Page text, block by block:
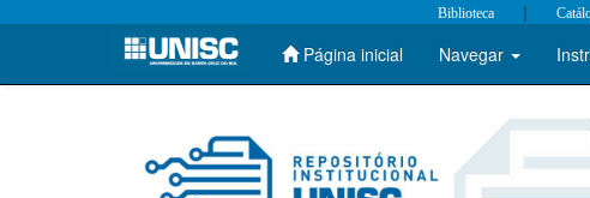
Skip
Biblioteca |
Página inicial Navegar